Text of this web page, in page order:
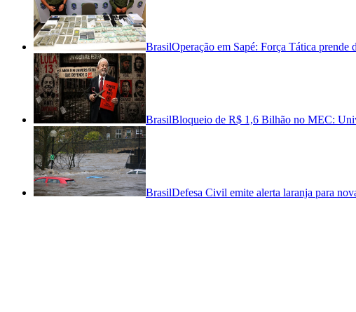
BrasilOperação em Sapé: Força Tática prende
BrasilBloqueio de R$ 1,6 Bilhão no MEC:
BrasilDefesa Civil emite alerta laranja para